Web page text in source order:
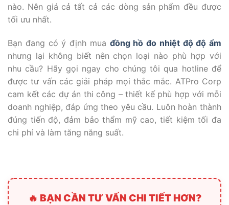
nào. Nên giá cả tất cả các dòng sản phẩm đều được
tối ưu nhất.
Bạn đang có ý định mua đồng hồ đo nhiệt độ độ ẩm
nhưng lại không biết nên chọn loại nào phù hợp với
nhu cầu? Hãy gọi ngay cho chúng tôi qua hotline để
được tư vấn các giải pháp mọi thắc mắc. ATPro Corp
cam kết các dự án thi công – thiết kế phù hợp với mỗi
doanh nghiệp, đáp ứng theo yêu cầu. Luôn hoàn thành
đúng tiến độ, đảm bảo thẩm mỹ cao, tiết kiệm tối đa
chi phí và làm tăng năng suất.
🔥 BẠN CẦN TƯ VẤN CHI TIẾT HƠN?